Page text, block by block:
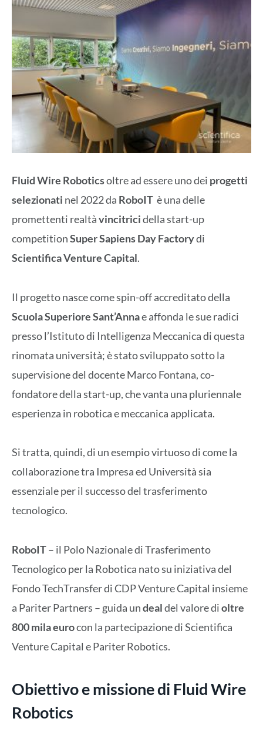
Fluid Wire Roboticsoltre ad essere uno dei progetti
selezionati nel 2022 da RoboIT è una delle
promettenti realtàvincitricidella start-up
competitionSuper Sapiens Day Factorydi
Scientifica Venture Capital.
Il progetto nasce come spin-off accreditato della
Scuola Superiore Sant’Annae affonda le sue radici
presso l’Istituto di Intelligenza Meccanica di questa
rinomata università; è stato sviluppato sotto la
supervisione del docente Marco Fontana, co-
fondatore della start-up, che vanta una pluriennale
esperienza in robotica e meccanica applicata.
Si tratta, quindi, di un esempio virtuoso di come la
collaborazione tra Impresa ed Università sia
essenziale per il successo del trasferimento
tecnologico.
RoboIT– il Polo Nazionale di Trasferimento
Tecnologico per la Robotica nato su iniziativa del
Fondo TechTransfer di CDP Venture Capital insieme
a Pariter Partners – guida undealdel valore dioltre
800 mila eurocon la partecipazione di Scientifica
Venture Capital e Pariter Robotics.
Obiettivo e missione di Fluid Wire
Robotics